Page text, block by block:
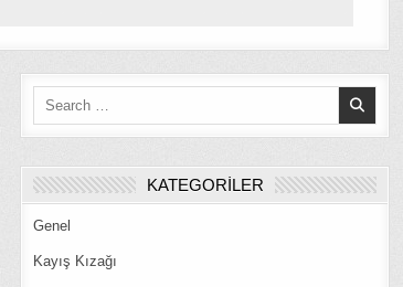
Search
KATEGORILER
Genel
Kayış Kızağı